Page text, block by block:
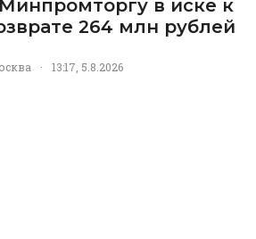
в иске к
264 млн рублей
· 13:17, 5.8.2026